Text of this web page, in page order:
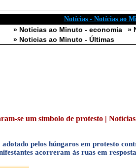
Notícias - Notícias ao
» Noticias ao Minuto - economia »
» Noticias ao Minuto - Últimas
se um símbolo de protesto |
adotado pelos húngaros em protesto
acorreram às ruas em